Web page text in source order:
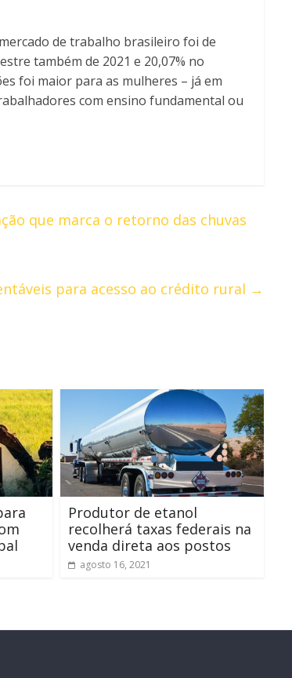
de trabalho brasileiro foi de
também de 2021 e 20,07% no
foi maior para as mulheres – já em
com ensino fundamental ou
que marca o retorno das chuvas
para acesso ao crédito rural →
Produtor de etanol
recolherá taxas federais na
venda direta aos postos
agosto 16, 2021